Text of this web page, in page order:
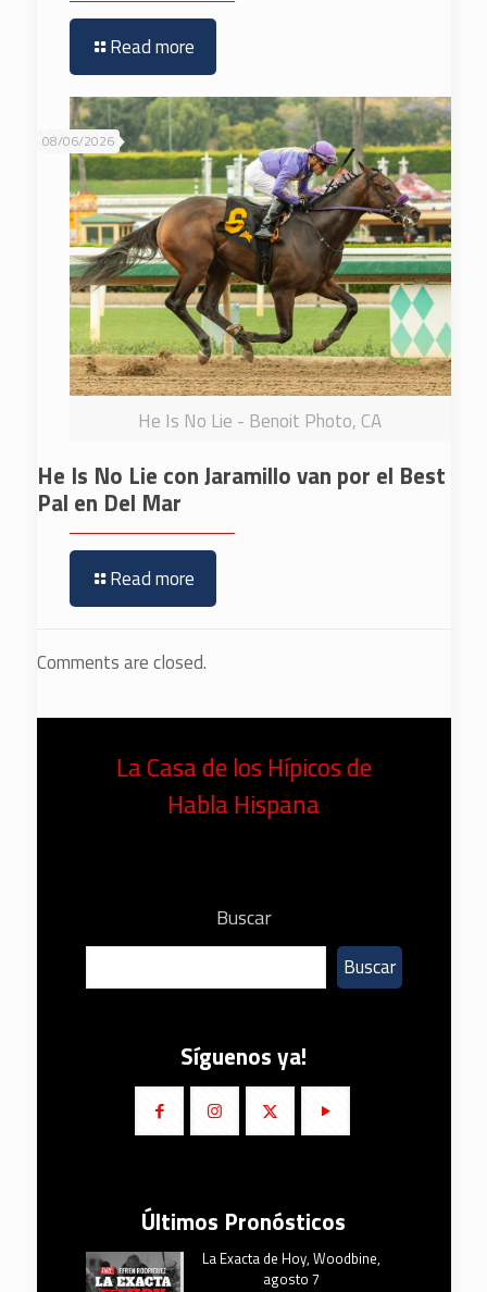
Read more
He Is No Lie - Benoit Photo, CA
08/06/2026
He Is No Lie con Jaramillo van por el Best
Pal en Del Mar
Read more
Comments are closed.
La Casa de los Hípicos de
Habla Hispana
Buscar
Buscar
Síguenos ya!
Últimos Pronósticos
La Exacta de Hoy, Woodbine,
agosto 7